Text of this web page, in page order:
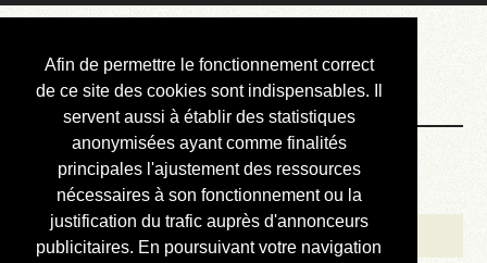
Afin de permettre le fonctionnement correct
de ce site des cookies sont indispensables. Il
servent aussi à établir des statistiques
anonymisées ayant comme finalités
principales l'ajustement des ressources
nécessaires à son fonctionnement ou la
justification du trafic auprès d'annonceurs
publicitaires. En poursuivant votre navigation
Courbis, « LE »
Blog Officiel
Bienvenue
Réalisations
Divers (et d’été)